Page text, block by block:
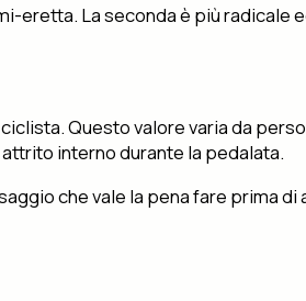
eretta. La seconda è più
Questo valore varia da
interno durante la pedalata.
che vale la pena fare prima